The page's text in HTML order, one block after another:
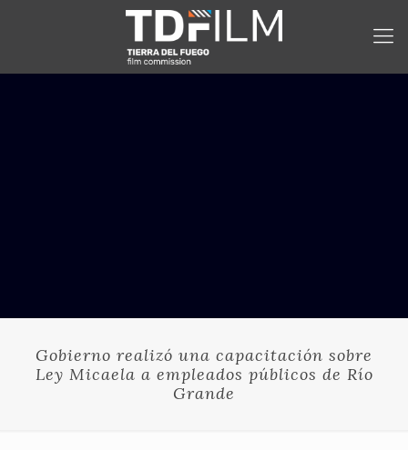
Gobierno realizó una capacitación sobre
Ley Micaela a empleados públicos de Río
Grande